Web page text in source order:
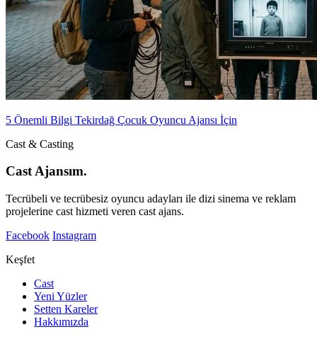
5 Önemli Bilgi Tekirdağ Çocuk Oyuncu Ajansı İçin
Cast & Casting
Cast Ajansım.
Tecrübeli ve tecrübesiz oyuncu adayları ile dizi sinema ve reklam
projelerine cast hizmeti veren cast ajans.
Facebook Instagram
Keşfet
Cast
Yeni Yüzler
Setten Kareler
Hakkımızda